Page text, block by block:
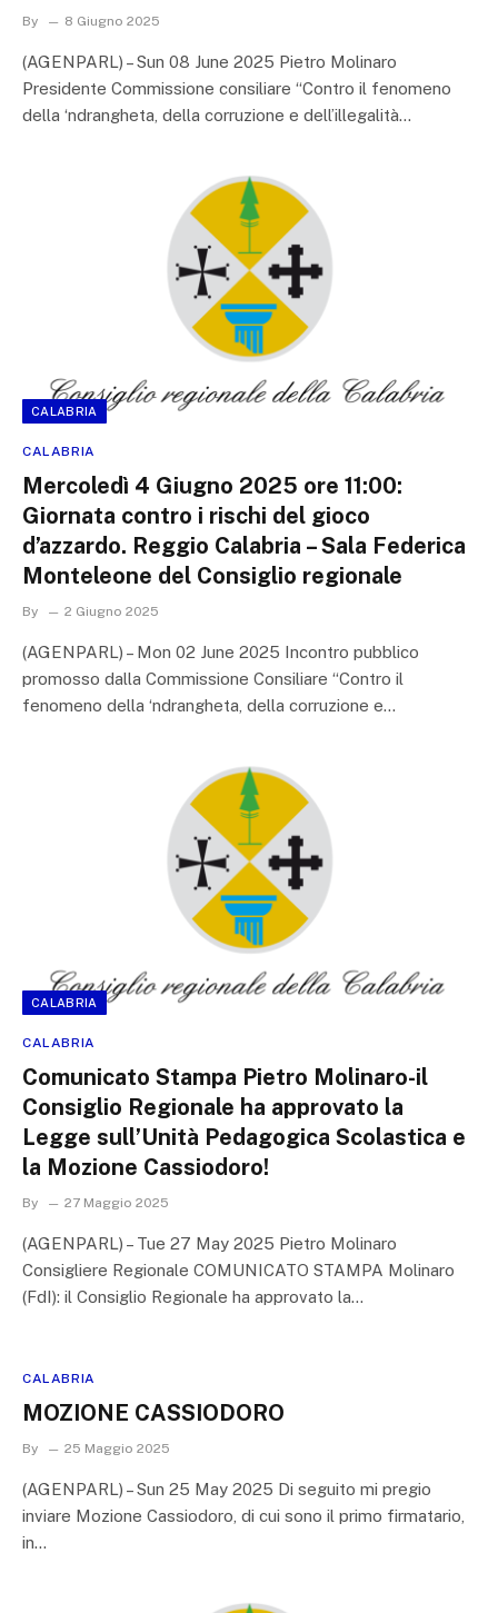
By 8 Giugno 2025
(AGENPARL) – Sun 08 June 2025 Pietro Molinaro
Presidente Commissione consiliare “Contro il fenomeno
della ‘ndrangheta, della corruzione e dell’illegalità…
CALABRIA
CALABRIA
Mercoledì 4 Giugno 2025 ore 11:00:
Giornata contro i rischi del gioco
d’azzardo. Reggio Calabria – Sala Federica
Monteleone del Consiglio regionale
By 2 Giugno 2025
(AGENPARL) – Mon 02 June 2025 Incontro pubblico
promosso dalla Commissione Consiliare “Contro il
fenomeno della ‘ndrangheta, della corruzione e…
CALABRIA
CALABRIA
Comunicato Stampa Pietro Molinaro-il
Consiglio Regionale ha approvato la
Legge sull’Unità Pedagogica Scolastica e
la Mozione Cassiodoro!
By 27 Maggio 2025
(AGENPARL) – Tue 27 May 2025 Pietro Molinaro
Consigliere Regionale COMUNICATO STAMPA Molinaro
(FdI): il Consiglio Regionale ha approvato la…
CALABRIA
MOZIONE CASSIODORO
By 25 Maggio 2025
(AGENPARL) – Sun 25 May 2025 Di seguito mi pregio
inviare Mozione Cassiodoro, di cui sono il primo firmatario,
in…